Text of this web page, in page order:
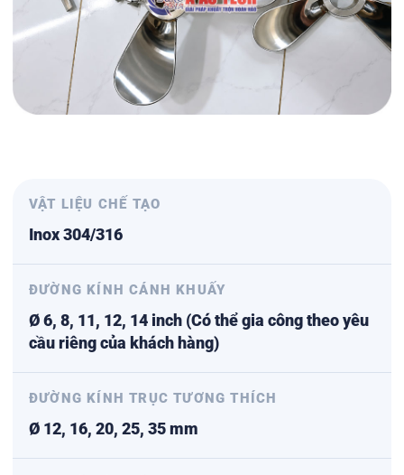
VẬT LIỆU CHẾ TẠO
Inox 304/316
ĐƯỜNG KÍNH CÁNH KHUẤY
Ø 6, 8, 11, 12, 14 inch (Có thể gia công theo yêu
cầu riêng của khách hàng)
ĐƯỜNG KÍNH TRỤC TƯƠNG THÍCH
Ø 12, 16, 20, 25, 35 mm